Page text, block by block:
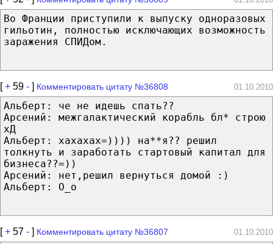
Во Фpанции пpиступили к выпуску одноpазовых
гильотин, полностью исключающих возможность
заpажения СПИДом.
[+ 59 - ] Комментировать цитату №36808 01.10.2010
Альберт: че не идешь спать??
Арсений: межгалактический корабль бл* строю
хД
Альберт: хахахах=)))) на**я?? решил
толкнуть и заработать стартовый капитал для
бизнеса??=))
Арсений: нет,решил вернуться домой :)
Альберт: О_о
[+ 57 - ] Комментировать цитату №36807 01.10.2010